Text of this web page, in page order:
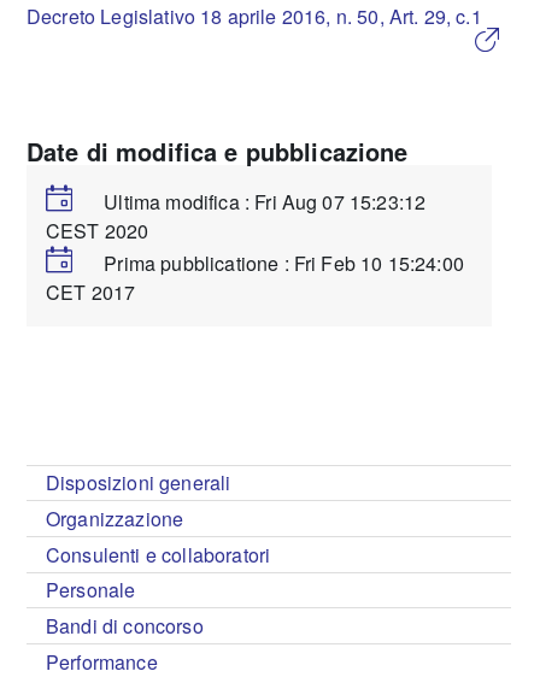
Decreto Legislativo 18 aprile 2016, n. 50, Art. 29, c.1
Date di modifica e pubblicazione
Ultima modifica : Fri Aug 07 15:23:12
CEST 2020
Prima pubblicatione : Fri Feb 10 15:24:00
CET 2017
Disposizioni generali
Organizzazione
Consulenti e collaboratori
Personale
Bandi di concorso
Performance